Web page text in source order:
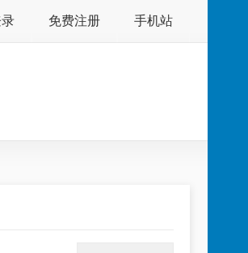
免费注册 手机站